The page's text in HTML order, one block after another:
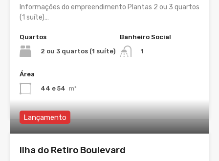
Informações do empreendimento Plantas 2 ou 3 quartos
(1 suíte)…
Quartos
2 ou 3 quartos (1 suíte)
Banheiro Social
1
Área
44 e 54 m²
Lançamento
Ilha do Retiro Boulevard